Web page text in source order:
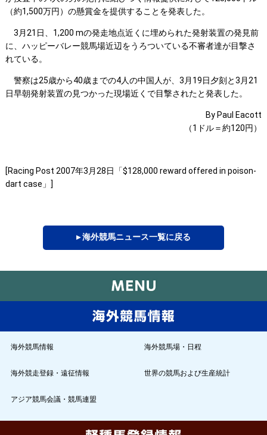
（約1,500万円）の懸賞金を提供することを発表した。
3月21日、1,200 mの発走地点近くに埋められた発射装置の発見前
に、ハッピーバレー競馬場近辺をうろついている不審者達が目撃さ
れている。
警察は25歳から40歳までの4人の中国人が、3月19日夕刻と3月21
日早朝発射装置の見つかった現場近くで目撃されたと発表した。
By Paul Eacott
（1ドル＝約120円）
[Racing Post 2007年3月28日「$128,000 reward offered in poison-
dart case」]
▸ 海外競馬ニュース一覧に戻る
海外競馬情報 海外競馬場・日程
海外競走登録・遠征情報 世界の競馬および生産統計
アジア競馬会議・競馬連盟